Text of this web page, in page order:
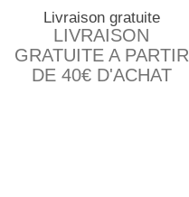
Livraison gratuite
LIVRAISON
GRATUITE A PARTIR
DE 40€ D'ACHAT